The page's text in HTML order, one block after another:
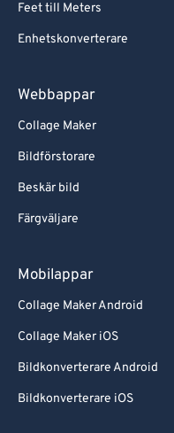
Feet till Meters
Enhetskonverterare
Webbappar
Collage Maker
Bildförstorare
Beskär bild
Färgväljare
Mobilappar
Collage Maker Android
Collage Maker iOS
Bildkonverterare Android
Bildkonverterare iOS